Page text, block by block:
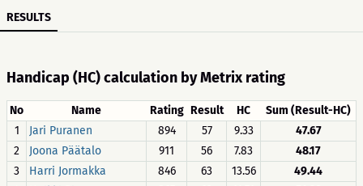
RESULTS
Handicap (HC) calculation by Metrix rating
No Name Rating Result HC
Sum (Result-HC)
1
Jari Puranen 894 57 9.33
47.67
2
Joona Päätalo 911 56 7.83
48.17
3
Harri Jormakka 846 63 13.56
49.44